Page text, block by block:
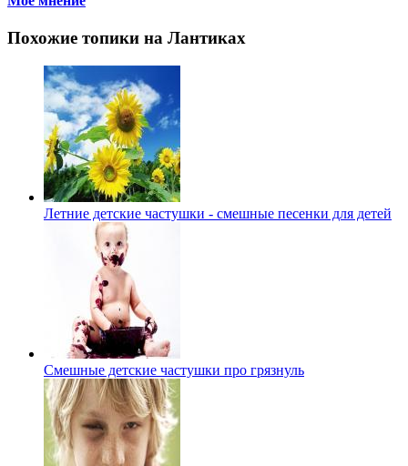
Похожие топики на Лантиках
Летние детские частушки - смешные песенки для детей
Смешные детские частушки про грязнуль